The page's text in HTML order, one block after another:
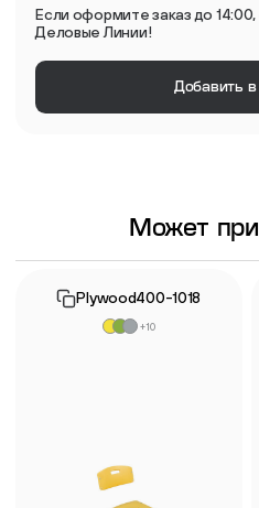
Если оформите заказ до
Деловые Линии!
Добавить в
Может
Plywood400-1018
+10